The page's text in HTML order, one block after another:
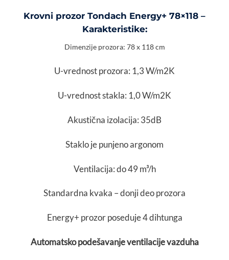
Krovni prozor Tondach Energy+ 78×118 –
Karakteristike:
Dimenzije prozora: 78 x 118 cm
U-vrednost prozora: 1,3 W/m2K
U-vrednost stakla: 1,0 W/m2K
Akustična izolacija: 35dB
Staklo je punjeno argonom
Ventilacija: do 49 m³/h
Standardna kvaka – donji deo prozora
Energy+ prozor poseduje 4 dihtunga
Automatsko podešavanje ventilacije vazduha